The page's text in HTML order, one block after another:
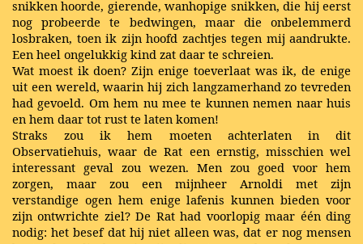
snikken hoorde, gierende, wanhopige snikken, die hij eerst
nog probeerde te bedwingen, maar die onbelemmerd
losbraken, toen ik zijn hoofd zachtjes tegen mij aandrukte.
Een heel ongelukkig kind zat daar te schreien.
Wat moest ik doen? Zijn enige toeverlaat was ik, de enige
uit een wereld, waarin hij zich langzamerhand zo tevreden
had gevoeld. Om hem nu mee te kunnen nemen naar huis
en hem daar tot rust te laten komen!
Straks zou ik hem moeten achterlaten in dit
Observatiehuis, waar de Rat een ernstig, misschien wel
interessant geval zou wezen. Men zou goed voor hem
zorgen, maar zou een mijnheer Arnoldi met zijn
verstandige ogen hem enige lafenis kunnen bieden voor
zijn ontwrichte ziel? De Rat had voorlopig maar één ding
nodig: het besef dat hij niet alleen was, dat er nog mensen